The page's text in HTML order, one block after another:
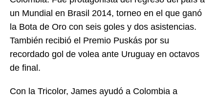
un Mundial en Brasil 2014, torneo en el que ganó
la Bota de Oro con seis goles y dos asistencias.
También recibió el Premio Puskás por su
recordado gol de volea ante Uruguay en octavos
de final.
Con la Tricolor, James ayudó a Colombia a